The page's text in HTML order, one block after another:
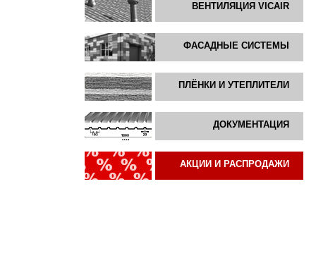
ВЕНТИЛЯЦИЯ VICAIR
ФАСАДНЫЕ СИСТЕМЫ
ПЛЁНКИ И УТЕПЛИТЕЛИ
ДОКУМЕНТАЦИЯ
АКЦИИ И РАСПРОДАЖИ